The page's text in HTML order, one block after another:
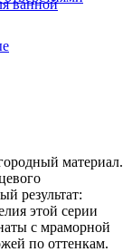
ванной
материал.
результат:
этой серии
с мраморной
по оттенкам.